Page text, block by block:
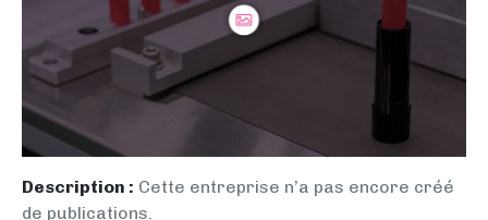
Description : Cette entreprise n’a pas encore créé
de publications.